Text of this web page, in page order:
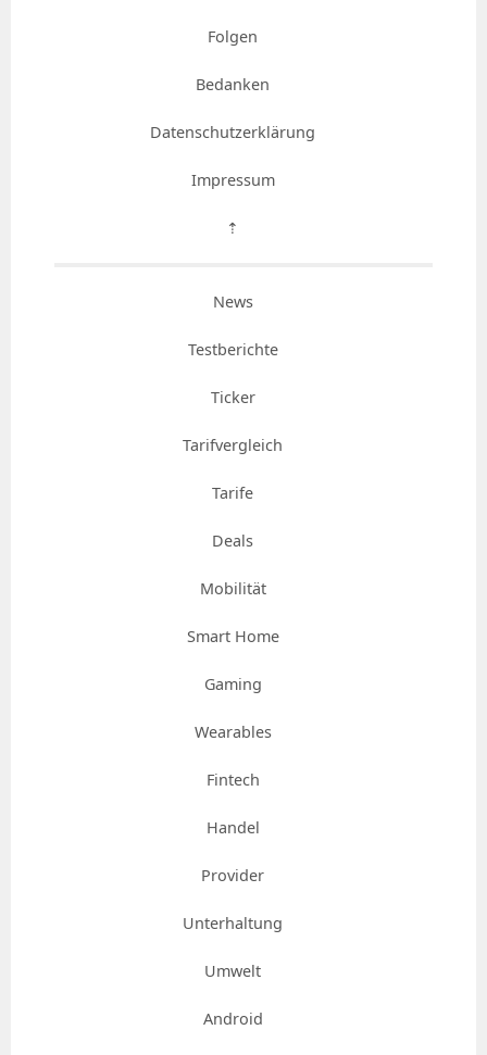
Folgen
Bedanken
Datenschutzerklärung
Impressum
⇡
News
Testberichte
Ticker
Tarifvergleich
Tarife
Deals
Mobilität
Smart Home
Gaming
Wearables
Fintech
Handel
Provider
Unterhaltung
Umwelt
Android